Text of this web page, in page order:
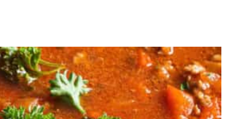
alle groentes
alle fruitsoorten
zomer zoet